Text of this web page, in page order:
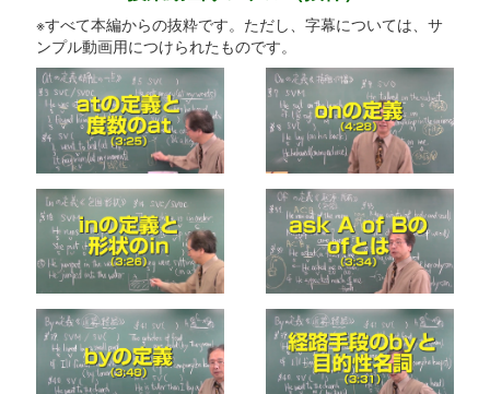
※すべて本編からの抜粋です。ただし、字幕については、サ
ンプル動画用につけられたものです。